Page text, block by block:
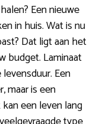
Een nieuwe
in huis. Wat is nu
Dat ligt aan het
budget. Laminaat
Een
maar is een
een leven lang